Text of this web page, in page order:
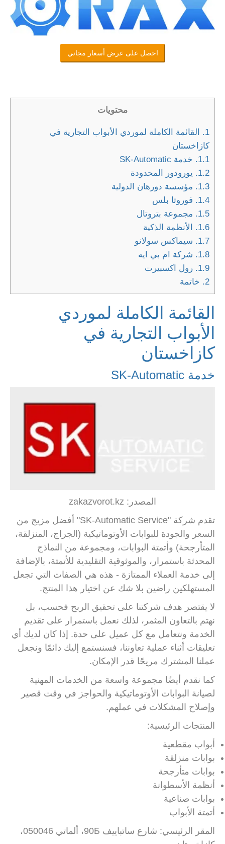
احصل على عرض أسعار مجاني
محتويات
1.
القائمة الكاملة لموردي الأبواب التجارية في
كازاخستان
1.1.
خدمة SK-Automatic
1.2.
يورودور المحدودة
1.3.
مؤسسة دورهان الدولية
1.4.
فوروتا بلس
1.5.
مجموعة بتروتال
1.6.
الأنظمة الذكية
1.7.
سيماكس سولانو
1.8.
شركة ام بي ايه
1.9. رول اكسبيرت
2. خاتمة
القائمة الكاملة لموردي
الأبواب التجارية في
كازاخستان
خدمة SK-Automatic
المصدر: zakazvorot.kz
تقدم شركة "SK-Automatic Service" أفضل مزيج من
السعر والجودة للبوابات الأوتوماتيكية (الجراج، المنزلقة،
المتأرجحة) وأتمتة البوابات، ومجموعة من النماذج
المحدثة باستمرار، والموثوقية التقليدية للأتمتة، بالإضافة
إلى خدمة العملاء الممتازة - هذه هي الصفات التي تجعل
المستهلكين راضين بلا شك عن اختيار هذا المنتج.
لا يقتصر هدف شركتنا على تحقيق الربح فحسب، بل
نهتم بالتعاون المثمر، لذلك نعمل باستمرار على تقديم
الخدمة ونتعامل مع كل عميل على حدة. إذا كان لديك أي
تعليقات أثناء عملية تعاوننا، فسنستمع إليك دائمًا ونجعل
عملنا المشترك مريحًا قدر الإمكان.
كما نقدم أيضًا مجموعة واسعة من الخدمات المهنية
لصيانة البوابات الأوتوماتيكية والحواجز في وقت قصير
وإصلاح المشكلات في عملهم.
المنتجات الرئيسية:
أبواب مقطعية
بوابات منزلقة
بوابات متأرجحة
أنظمة الأسطوانة
بوابات صناعية
أتمتة الأبواب
المقر الرئيسي: شارع ساتباييف 90Б، ألماتي 050046،